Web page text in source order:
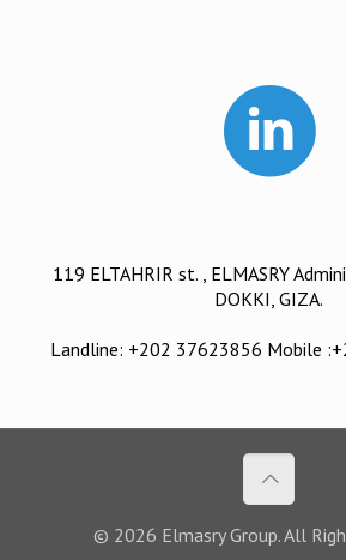
119 ELTAHRIR st. , ELMASRY
DOKKI, GIZA.
Landline: +202 37623856 Mobile
© 2026 Elmasry Group. All